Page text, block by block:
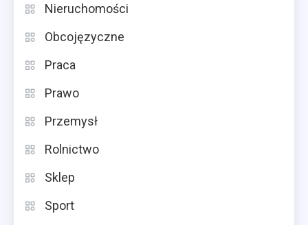
Nieruchomości
Obcojęzyczne
Praca
Prawo
Przemysł
Rolnictwo
Sklep
Sport